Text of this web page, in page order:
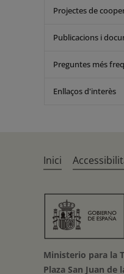
Projectes de
Publicacions i
Preguntes més
Enllaços d'interès
Inici
Ministerio para la
Plaza San Juan de